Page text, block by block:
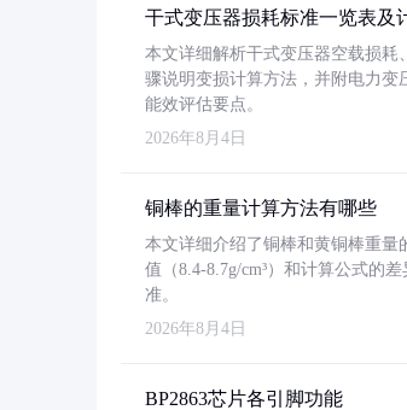
干式变压器损耗标准一览表及
本文详细解析干式变压器空载损耗
骤说明变损计算方法，并附电力变
能效评估要点。
2026年8月4日
铜棒的重量计算方法有哪些
本文详细介绍了铜棒和黄铜棒重量
值（8.4-8.7g/cm³）和计算公式的
准。
2026年8月4日
BP2863芯片各引脚功能